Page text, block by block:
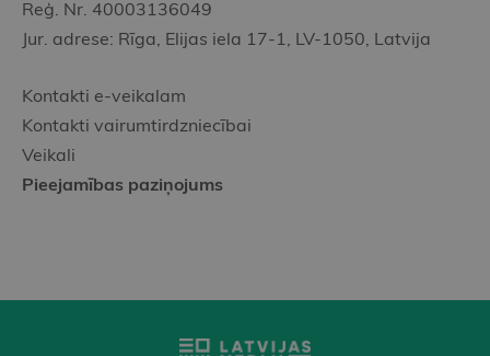
Reģ. Nr. 40003136049
Jur. adrese: Rīga, Elijas iela 17-1, LV-1050, Latvija
Kontakti e-veikalam
Kontakti vairumtirdzniecībai
Veikali
Pieejamības paziņojums